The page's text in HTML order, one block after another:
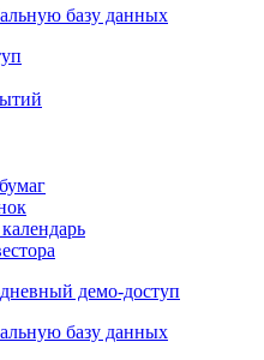
базу данных
демо-доступ
базу данных